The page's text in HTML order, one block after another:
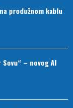
produžnom kablu
– novog AI